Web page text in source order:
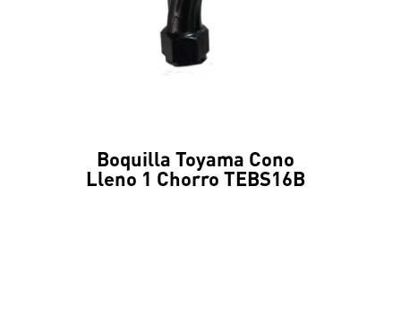
Boquilla Toyama Cono
Lleno 1 Chorro TEBS16B